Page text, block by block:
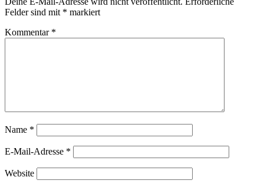
Felder sind mit * markiert
Kommentar *
Name *
E-Mail-Adresse *
Website